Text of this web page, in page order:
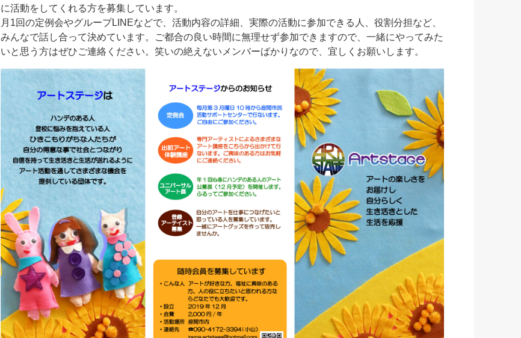
に活動をしてくれる方を募集しています。
月1回の定例会やグループLINEなどで、活動内容の詳細、実際の活動に参加できる人、役割分担など、
みんなで話し合って決めています。ご都合の良い時間に無理せず参加できますので、一緒にやってみた
いと思う方はぜひご連絡ください。笑いの絶えないメンバーばかりなので、宜しくお願いします。